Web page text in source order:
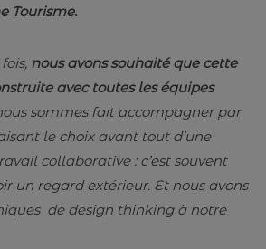
Tourisme.
nous avons souhaité que cette
avec toutes les équipes
sommes fait accompagner par
le choix avant tout d’une
collaborative : c’est souvent
un regard extérieur. Et nous avons
de design thinking à notre